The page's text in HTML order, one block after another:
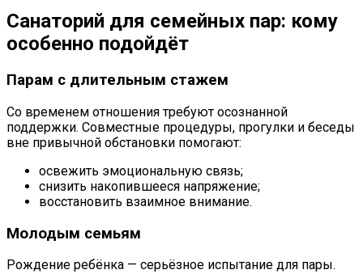
Санаторий для семейных пар: кому
особенно подойдёт
Парам с длительным стажем
Со временем отношения требуют осознанной
поддержки. Совместные процедуры, прогулки и беседы
вне привычной обстановки помогают:
освежить эмоциональную связь;
снизить накопившееся напряжение;
восстановить взаимное внимание.
Молодым семьям
Рождение ребёнка — серьёзное испытание для пары.